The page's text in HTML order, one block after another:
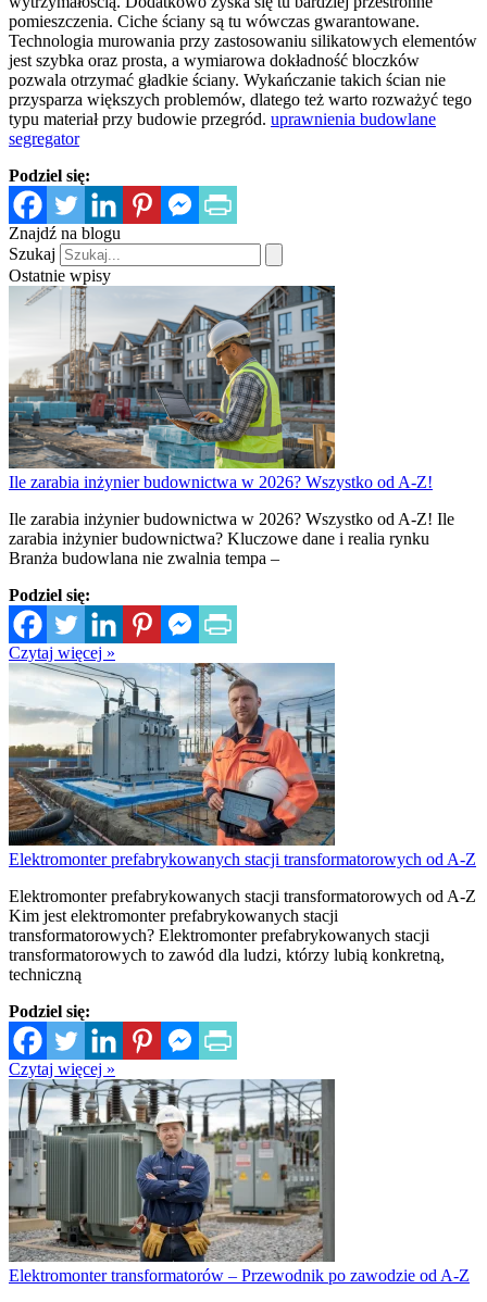
pomieszczenia. Ciche ściany są tu wówczas gwarantowane.
Technologia murowania przy zastosowaniu silikatowych elementów
jest szybka oraz prosta, a wymiarowa dokładność bloczków
pozwala otrzymać gładkie ściany. Wykańczanie takich ścian nie
przysparza większych problemów, dlatego też warto rozważyć tego
typu materiał przy budowie przegród. uprawnienia budowlane
segregator
Podziel się:
Znajdź na blogu
Szukaj
Ostatnie wpisy
Ile zarabia inżynier budownictwa w 2026? Wszystko od A-Z!
Ile zarabia inżynier budownictwa w 2026? Wszystko od A-Z! Ile
zarabia inżynier budownictwa? Kluczowe dane i realia rynku
Branża budowlana nie zwalnia tempa –
Podziel się:
Czytaj więcej »
Elektromonter prefabrykowanych stacji transformatorowych od A-Z
Elektromonter prefabrykowanych stacji transformatorowych od A-Z
Kim jest elektromonter prefabrykowanych stacji
transformatorowych? Elektromonter prefabrykowanych stacji
transformatorowych to zawód dla ludzi, którzy lubią konkretną,
techniczną
Podziel się:
Czytaj więcej »
Elektromonter transformatorów – Przewodnik po zawodzie od A-Z